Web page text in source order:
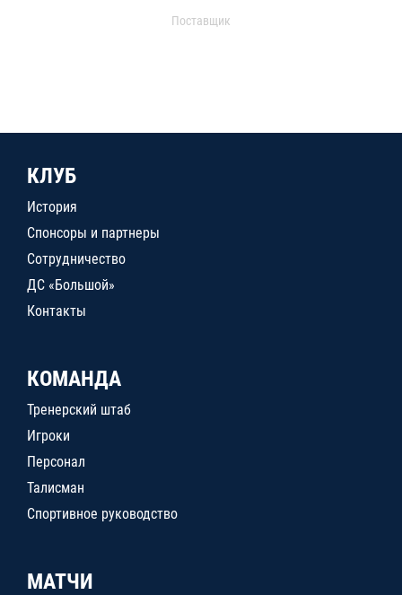
Поставщик
КЛУБ
История
Спонсоры и партнеры
Сотрудничество
ДС «Большой»
Контакты
КОМАНДА
Тренерский штаб
Игроки
Персонал
Талисман
Спортивное руководство
МАТЧИ